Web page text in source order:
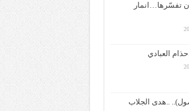
تفسّرها…انمار
العبادي
..هدى الجلاب